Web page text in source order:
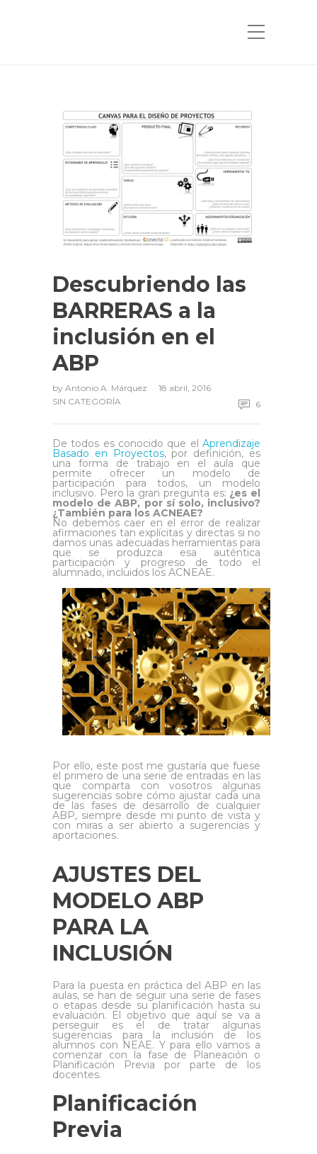
Descubriendo las
BARRERAS a la
inclusión en el
ABP
by Antonio A. Márquez
18 abril, 2016
SIN CATEGORÍA
6
De todos es conocido que el Aprendizaje
Basado en Proyectos, por definición, es
una forma de trabajo en el aula que
permite ofrecer un modelo de
participación para todos, un modelo
inclusivo. Pero la gran pregunta es: ¿es el
modelo de ABP, por sí solo, inclusivo?
¿También para los ACNEAE?
No debemos caer en el error de realizar
afirmaciones tan explícitas y directas si no
damos unas adecuadas herramientas para
que se produzca esa auténtica
participación y progreso de todo el
alumnado, incluidos los ACNEAE.
Por ello, este post me gustaría que fuese
el primero de una serie de entradas en las
que comparta con vosotros algunas
sugerencias sobre cómo ajustar cada una
de las fases de desarrollo de cualquier
ABP, siempre desde mi punto de vista y
con miras a ser abierto a sugerencias y
aportaciones.
AJUSTES DEL
MODELO ABP
PARA LA
INCLUSIÓN
Para la puesta en práctica del ABP en las
aulas, se han de seguir una serie de fases
o etapas desde su planificación hasta su
evaluación. El objetivo que aquí se va a
perseguir es el de tratar algunas
sugerencias para la inclusión de los
alumnos con NEAE. Y para ello vamos a
comenzar con la fase de Planeación o
Planificación Previa por parte de los
docentes.
Planificación
Previa